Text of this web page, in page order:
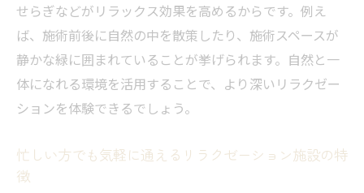
毎日を快適にするリラクゼーション活用術
毎日の習慣にリラクゼーションを取り入れ
る方法
自宅でもできるリラクゼーションの実践ア
忙しい日々に役立つリラクゼーションの時
せらぎなどがリラックス効果を高めるからです。例え
ば、施術前後に自然の中を散策したり、施術スペースが
静かな緑に囲まれていることが挙げられます。自然と一
体になれる環境を活用することで、より深いリラクゼー
ションを体験できるでしょう。
忙しい方でも気軽に通えるリラクゼーション施設の特
徴